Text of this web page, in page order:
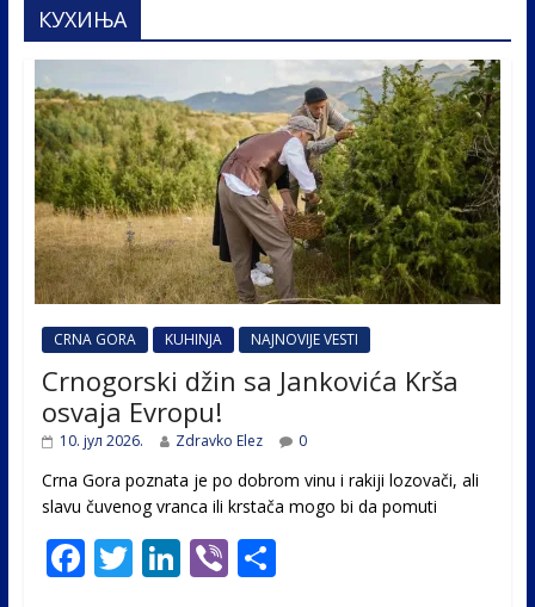
КУХИЊА
CRNA GORA KUHINJA NAJNOVIJE VESTI
Crnogorski džin sa Jankovića Krša
osvaja Evropu!
10. јул 2026. Zdravko Elez 0
Crna Gora poznata je po dobrom vinu i rakiji lozovači, ali
slavu čuvenog vranca ili krstača mogo bi da pomuti
F T Li Vi S